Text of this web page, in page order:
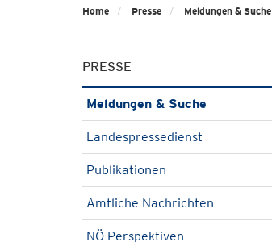
Home Presse Meldungen & Suche
PRESSE
Meldungen & Suche
Landespressedienst
Publikationen
Amtliche Nachrichten
NÖ Perspektiven